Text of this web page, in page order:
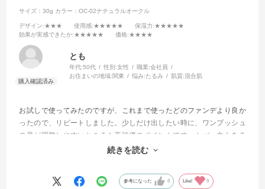
サイズ：30g カラー：OC-02ナチュラルオークル
デザイン:★★★ 使用感:★★★★★ 保湿力:★★★★★
効果が実感できたか:★★★★★ 価格:★★★★
とも
年代:50代 性別:女性 職業:会社員
お住まいの地域:関東 悩み:たるみ 肌質:混合肌
お試しで使ってみたのですが、これまで使ったどのファンデより良か
ったので、リピートしました。少しだけ出したい時に、ワンプッシュ
の量が調整しやすいところも高評価のポイントです。カバー力もある
ので、パウダーは使わず、これだけで仕上げてます。化粧に時間をか
続きを読む
参考になった 0 Like! 0